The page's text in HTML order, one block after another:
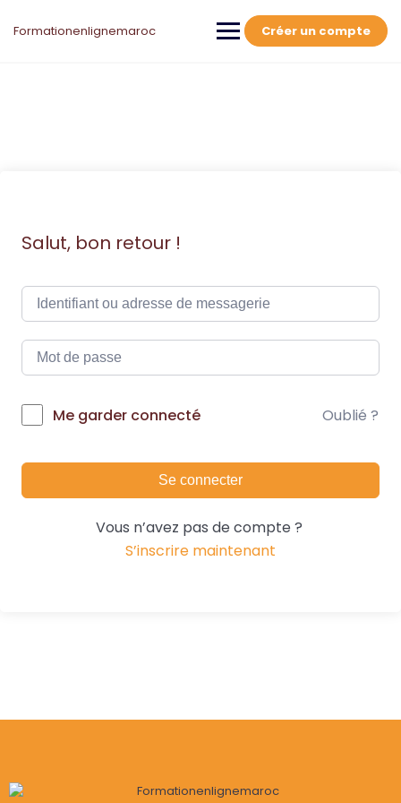
Formationenlignemaroc Créer un compte
Salut, bon retour !
Me garder connecté Oublié ?
Se connecter
Vous n’avez pas de compte ?
S’inscrire maintenant